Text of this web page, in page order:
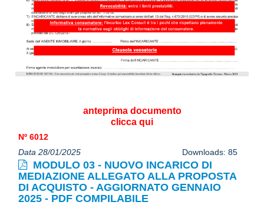
anteprima documento
clicca qui
Nº 6012
Data 28/01/2025
Downloads: 85
MODULO 03 - NUOVO INCARICO DI
MEDIAZIONE ALLEGATO ALLA PROPOSTA
DI ACQUISTO - AGGIORNATO GENNAIO
2025 - PDF COMPILABILE